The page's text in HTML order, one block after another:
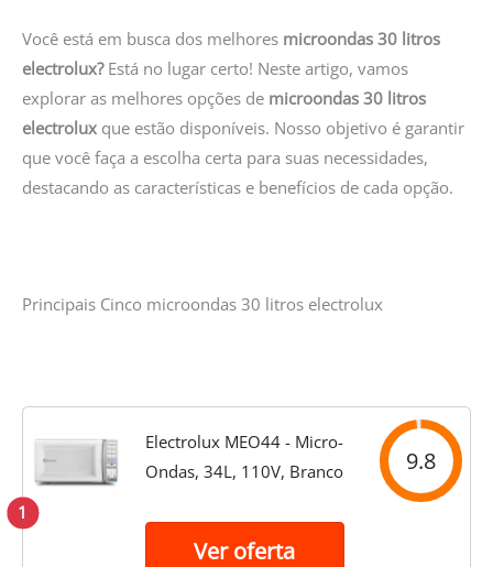
Você está em busca dos melhores microondas 30 litros
electrolux?Está no lugar certo! Neste artigo, vamos
explorar as melhores opções de microondas 30 litros
electrolux que estão disponíveis. Nosso objetivo é garantir
que você faça a escolha certa para suas necessidades,
destacando as características e benefícios de cada opção.
Principais Cinco microondas 30 litros electrolux
1
Electrolux MEO44 - Micro-
Ondas, 34L, 110V, Branco
9.8
Ver oferta